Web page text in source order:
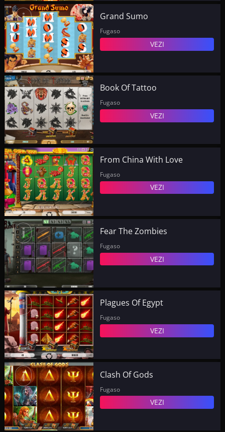
i Grand Sumo
Fugaso
VEZI
i Book Of Tattoo
Fugaso
VEZI
i From China With Love
Fugaso
VEZI
i Fear The Zombies
Fugaso
VEZI
i Plagues Of Egypt
Fugaso
VEZI
i Clash Of Gods
Fugaso
VEZI